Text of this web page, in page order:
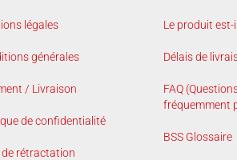
légales
générales
/ Livraison
de confidentialité
de rétractation
Le produit est-
Délais de
FAQ
fréquemment
BSS Glossaire